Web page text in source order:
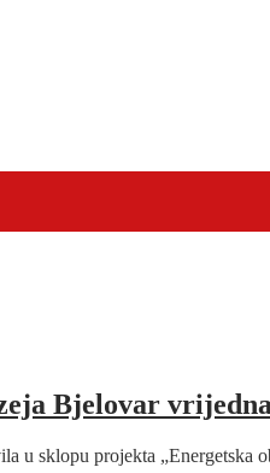
Bjelovar
u sklopu projekta